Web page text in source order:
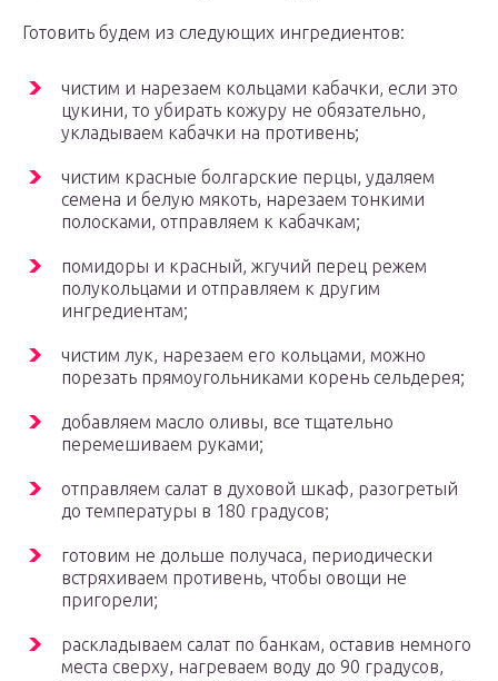
Готовить будем из следующих ингредиентов:
чистим и нарезаем кольцами кабачки, если это
цукини, то убирать кожуру не обязательно,
укладываем кабачки на противень;
чистим красные болгарские перцы, удаляем
семена и белую мякоть, нарезаем тонкими
полосками, отправляем к кабачкам;
помидоры и красный, жгучий перец режем
полукольцами и отправляем к другим
ингредиентам;
чистим лук, нарезаем его кольцами, можно
порезать прямоугольниками корень сельдерея;
добавляем масло оливы, все тщательно
перемешиваем руками;
отправляем салат в духовой шкаф, разогретый
до температуры в 180 градусов;
готовим не дольше получаса, периодически
встряхиваем противень, чтобы овощи не
пригорели;
раскладываем салат по банкам, оставив немного
места сверху, нагреваем воду до 90 градусов,